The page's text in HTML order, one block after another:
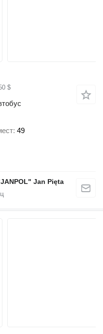
$
49
Jan Pięta